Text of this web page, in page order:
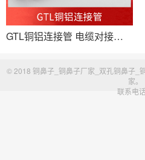
GTL铜铝连接管 电缆对接铜铝管 铜铝过渡中间接头 堵油式铜铝对接头
© 2018 铜鼻子_铜鼻子厂家_双孔铜鼻子_
家。
联系电话